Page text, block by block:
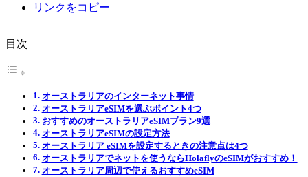
リンクをコピー
目次
オーストラリアのインターネット事情
オーストラリアeSIMを選ぶポイント4つ
おすすめのオーストラリアeSIMプラン9選
オーストラリアeSIMの設定方法
オーストラリア eSIMを設定するときの注意点は4つ
オーストラリアでネットを使うならHolaflyのeSIMがおすすめ！
オーストラリア周辺で使えるおすすめeSIM